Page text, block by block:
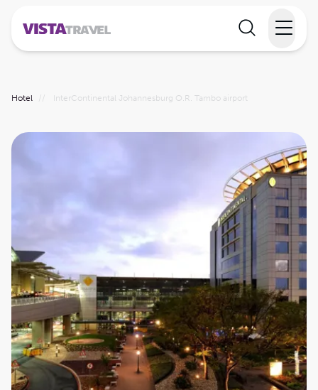
Informasjon
Min reise
Hotel // InterContinental Johannesburg O.R. Tambo airport